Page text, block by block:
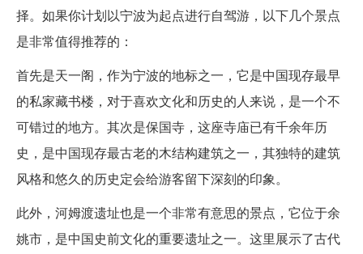
择。如果你计划以宁波为起点进行自驾游，以下几个景点
是非常值得推荐的：
首先是天一阁，作为宁波的地标之一，它是中国现存最早
的私家藏书楼，对于喜欢文化和历史的人来说，是一个不
可错过的地方。其次是保国寺，这座寺庙已有千余年历
史，是中国现存最古老的木结构建筑之一，其独特的建筑
风格和悠久的历史定会给游客留下深刻的印象。
此外，河姆渡遗址也是一个非常有意思的景点，它位于余
姚市，是中国史前文化的重要遗址之一。这里展示了古代